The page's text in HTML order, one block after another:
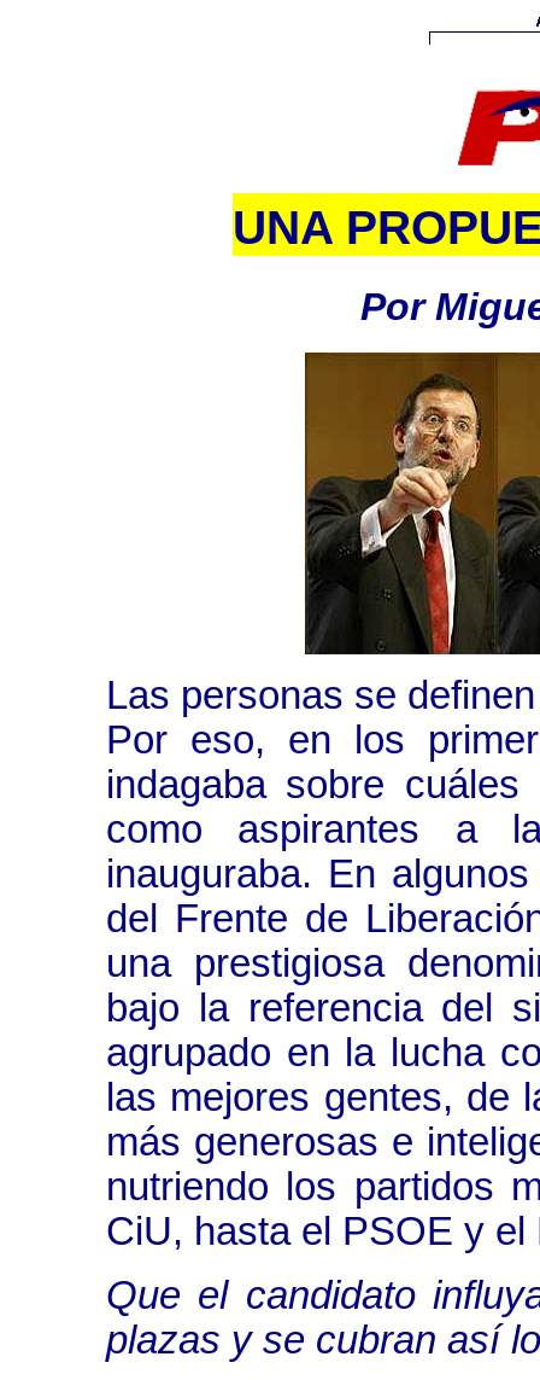
UNA
Por
Las personas se
Por eso, en los
indagaba sobre
como aspirantes a
inauguraba. En
del Frente de
una prestigiosa
bajo la referencia del
agrupado en la lucha
las mejores gentes, de
más generosas e
nutriendo los partidos
CiU, hasta el PSOE y el
Que el candidato
plazas y se cubran así